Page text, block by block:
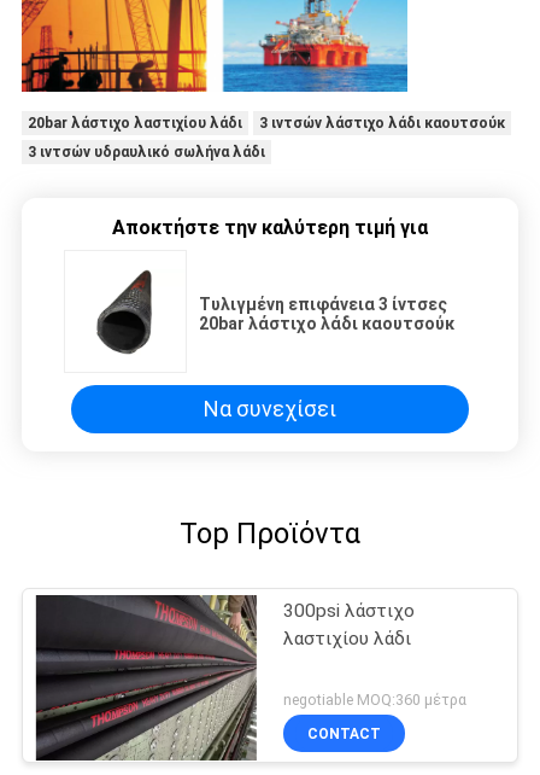
20bar λάστιχο λαστιχίου λάδι
3 ιντσών λάστιχο λάδι καουτσούκ
3 ιντσών υδραυλικό σωλήνα λάδι
Αποκτήστε την καλύτερη τιμή για
Τυλιγμένη επιφάνεια 3 ίντσες
20bar λάστιχο λάδι καουτσούκ
Να συνεχίσει
Top Προϊόντα
300psi λάστιχο
λαστιχίου λάδι
negotiable MOQ:360 μέτρα
CONTACT